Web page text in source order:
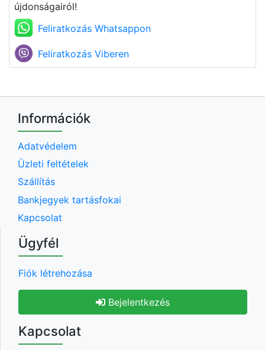
újdonságairól!
Feliratkozás Whatsappon
Feliratkozás Viberen
Információk
Adatvédelem
Üzleti feltételek
Szállítás
Bankjegyek tartásfokai
Kapcsolat
Ügyfél
Fiók létrehozása
Bejelentkezés
Kapcsolat